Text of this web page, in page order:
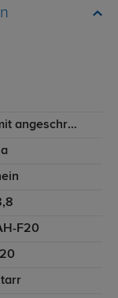
mit angeschraubtem Kugelkopf
F20